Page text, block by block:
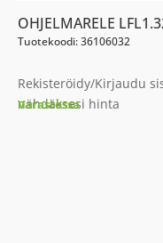
OHJELMARELE
Tuotekoodi: 36106032
Rekisteröidy/Kirjaudu
nähdäksesi hinta
Varastossa